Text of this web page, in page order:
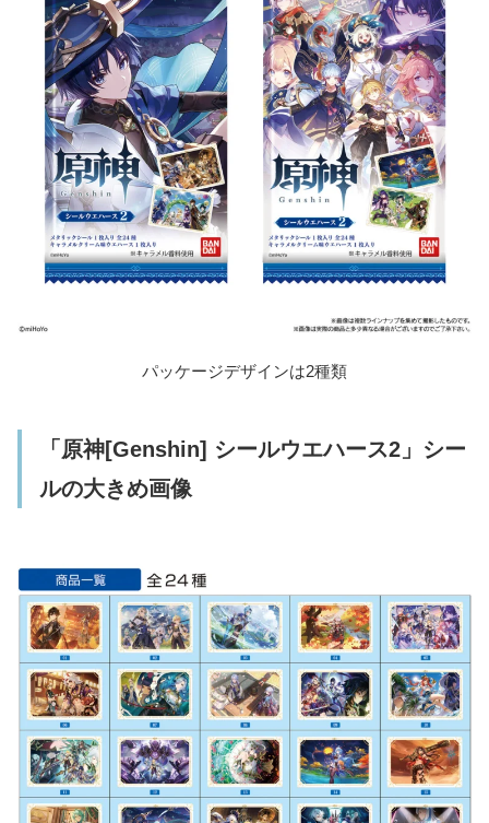
パッケージデザインは2種類
「原神[Genshin] シールウエハース2」シー
ルの大きめ画像